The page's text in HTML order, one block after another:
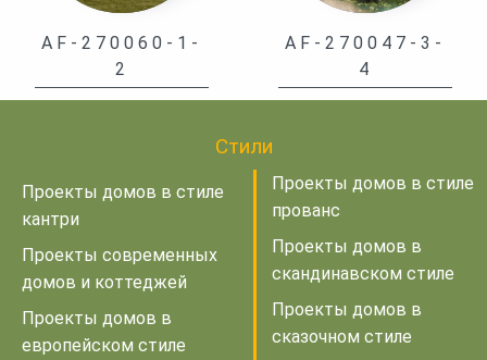
AF-270060-1-
2
AF-270047-3-
4
Стили
Проекты домов в стиле
кантри
Проекты современных
домов и коттеджей
Проекты домов в
европейском стиле
Проекты домов в стиле
прованс
Проекты домов в
скандинавском стиле
Проекты домов в
сказочном стиле